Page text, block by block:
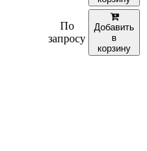
По
запросу
Добавить
в
корзину